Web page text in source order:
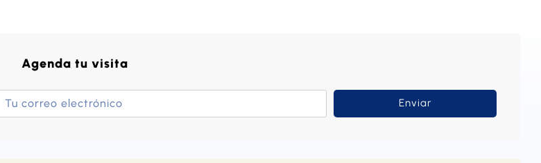
Agenda tu visita
Enviar